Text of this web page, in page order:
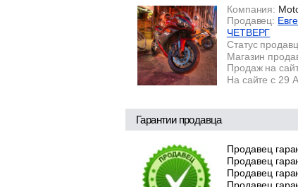
Компания:
Продавец:
ЧЕТВЕРГ
Статус
Магазин
Продаж на
На сайте с 29
Гарантии продавца
Продавец
Продавец
Продавец
Продавец